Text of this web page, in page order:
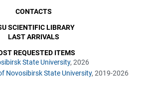
State University, 2026
Novosibirsk State University, 2019-2026
CONTACTS
SCIENTIFIC LIBRARY
LAST ARRIVALS
REQUESTED ITEMS